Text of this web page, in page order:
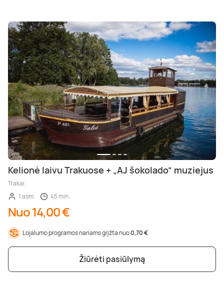
Kelionė laivu Trakuose + „AJ šokolado“ muziejus
Trakai
1 asm.
45 min.
Nuo 14,00 €
Lojalumo programos nariams grįžta nuo0,70 €
Žiūrėti pasiūlymą